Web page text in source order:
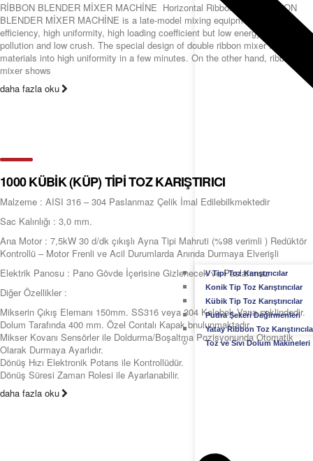
V Tipi Toz Karıştırıcılar
Konik Tip Toz Karıştırıcılar
Kübik Tip Toz Karıştırıcılar
Pudra Şekeri Değirmenleri
Yatay Ribbon Toz
Toz ve Sıvı Dolum Makineleri
RİBBON BLENDER MİXER MACHİNE Horizontal Ribbon Mixer RİBBON
BLENDER MİXER MACHİNE is a late-model mixing equipment with high
efficiency, high uniformity, high loading coefficient but low energy cost, low
pollution and low crush. The special design of double ribbon mixer the
materials into high uniformity in a few minutes. On the other hand, ribbon
mixer shows
daha fazla oku
1000 KÜBİK (KÜP) TİPİ TOZ KARIŞTIRICI
Malzeme : AISI 316 – 304 Paslanmaz Çelik İmal Edilebilkmektedir
Sac Kalınlığı : 3,0 mm.
Ana Motor : 7,5kW 30 d/dk çıkışlı Ayna Tipi Mahruti (%98 verimli ) Redüktör
Kontrollü – Motor Frenli ve Acil Durumlarda Anında Durmaya Elverişli
Elektrik Panosu : Pano Gövde İçerisine Gizlenecek ve Paslanmaz
Diğer Özellikler :
Mikserin Çıkış Elemanı 150mm. SS316 veya 304 Kelebek Vana şeklindedir.
Dolum Tarafında 400 mm. Özel Contalı Kapak bnulunmaktadır.
Mikser Kovanı Sensörler ile Doldurma/Boşaltma Pozisyonunda Otomatik
Olarak Durmaya Ayarlıdır.
Dönüş Hızı Elektronik Potans ile Kontrollüdür.
Dönüş Süresi Zaman Rolesi ile Ayarlanabilir.
daha fazla oku